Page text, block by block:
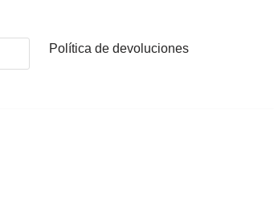
Política de devoluciones